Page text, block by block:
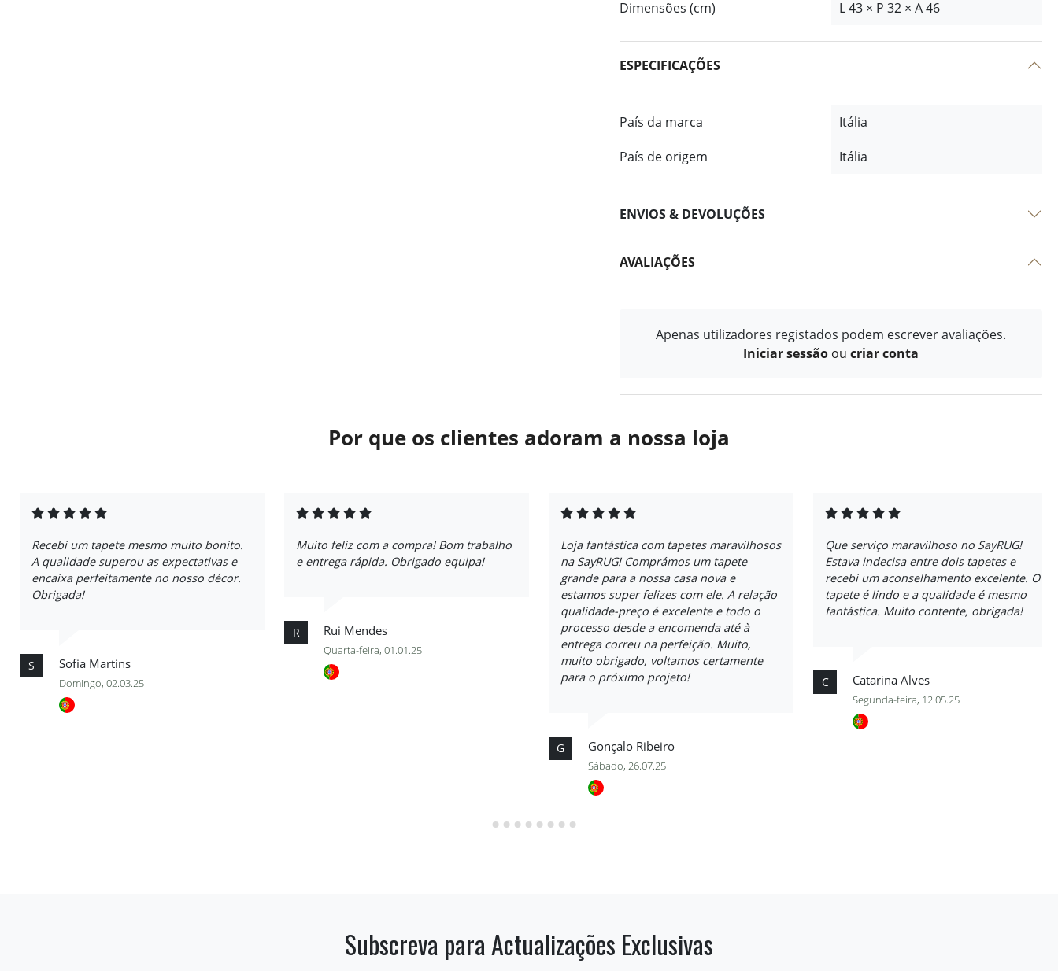
Dimensões (cm)
L 43 × P 32 × A 46
ESPECIFICAÇÕES
País da marca
Itália
País de origem
Itália
ENVIOS & DEVOLUÇÕES
AVALIAÇÕES
Apenas utilizadores registados podem escrever avaliações.
Iniciar sessão ou criar conta
Por que os clientes adoram a nossa loja
Recebi um tapete mesmo muito bonito.
A qualidade superou as expectativas e
encaixa perfeitamente no nosso décor.
Obrigada!
S Sofia Martins
Domingo, 02.03.25
Muito feliz com a compra! Bom trabalho
e entrega rápida. Obrigado equipa!
R Rui Mendes
Quarta-feira, 01.01.25
Loja fantástica com tapetes maravilhosos
na SayRUG! Comprámos um tapete
grande para a nossa casa nova e
estamos super felizes com ele. A relação
qualidade-preço é excelente e todo o
processo desde a encomenda até à
entrega correu na perfeição. Muito,
muito obrigado, voltamos certamente
para o próximo projeto!
G Gonçalo Ribeiro
Sábado, 26.07.25
Que serviço maravilhoso no SayRUG!
Estava indecisa entre dois tapetes e
recebi um aconselhamento excelente. O
tapete é lindo e a qualidade é mesmo
fantástica. Muito contente, obrigada!
C Catarina Alves
Segunda-feira, 12.05.25
Subscreva para Actualizações Exclusivas